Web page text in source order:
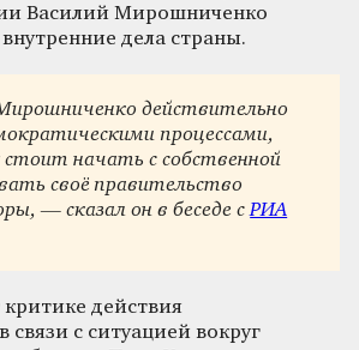
Василий Мирошниченко
дела страны.
действительно
процессами,
начать с собственной
своё правительство
— сказал он в беседе сРИА
действия
с ситуацией вокруг